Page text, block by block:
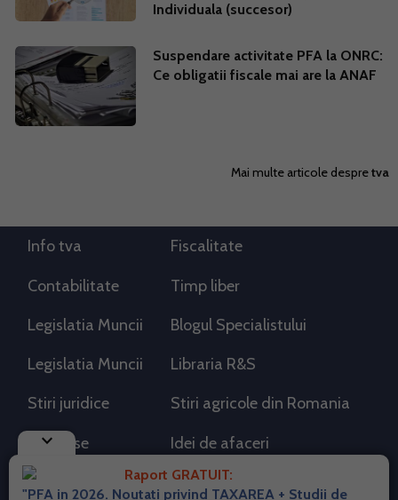
Individuala (succesor)
Suspendare activitate PFA la ONRC:
Ce obligatii fiscale mai are la ANAF
Mai multe articole despretva
keyboard_arrow_down
Raport GRATUIT:
"PFA in 2026. Noutati privind TAXAREA + Studii de
Info tva Fiscalitate
Contabilitate Timp liber
Legislatia Muncii Blogul Specialistului
Legislatia Muncii Libraria R&S
Stiri juridice Stiri agricole din Romania
AdSense Idei de afaceri